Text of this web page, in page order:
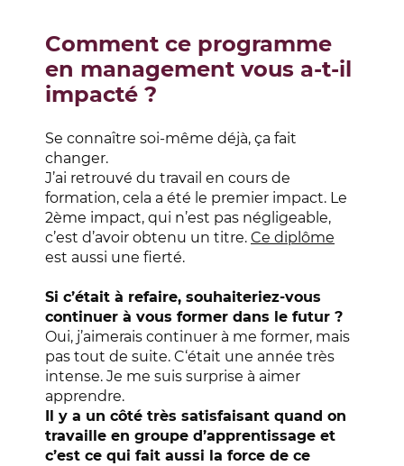
Comment ce programme
en management vous a-t-il
impacté ?
Se connaître soi-même déjà, ça fait
changer.
J’ai retrouvé du travail en cours de
formation, cela a été le premier impact. Le
2ème impact, qui n’est pas négligeable,
c’est d’avoir obtenu un titre. Ce diplôme
est aussi une fierté.
Si c’était à refaire, souhaiteriez-vous
continuer à vous former dans le futur ?
Oui, j’aimerais continuer à me former, mais
pas tout de suite. C‘était une année très
intense. Je me suis surprise à aimer
apprendre.
Il y a un côté très satisfaisant quand on
travaille en groupe d’apprentissage et
c’est ce qui fait aussi la force de ce